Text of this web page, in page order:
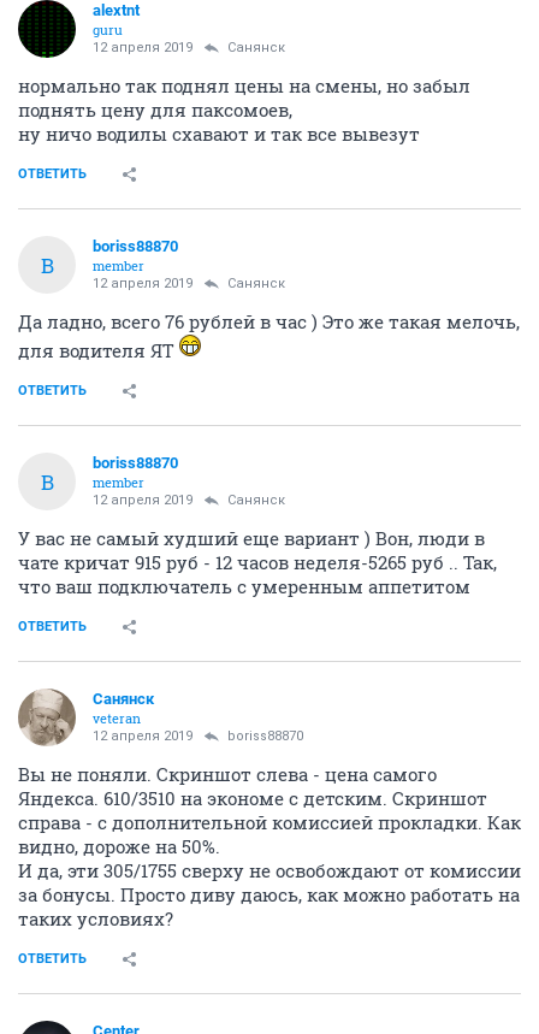
alextnt
guru
12 апреля 2019 Санянск
нормально так поднял цены на смены, но забыл
поднять цену для паксомоев,
ну ничо водилы схавают и так все вывезут
ОТВЕТИТЬ
B
boriss88870
member
12 апреля 2019 Санянск
Да ладно, всего 76 рублей в час ) Это же такая мелочь,
для водителя ЯТ
ОТВЕТИТЬ
B
boriss88870
member
12 апреля 2019 Санянск
У вас не самый худший еще вариант ) Вон, люди в
чате кричат 915 руб - 12 часов неделя-5265 руб .. Так,
что ваш подключатель с умеренным аппетитом
ОТВЕТИТЬ
Санянск
veteran
12 апреля 2019 boriss88870
Вы не поняли. Скриншот слева - цена самого
Яндекса. 610/3510 на экономе с детским. Скриншот
справа - с дополнительной комиссией прокладки. Как
видно, дороже на 50%.
И да, эти 305/1755 сверху не освобождают от комиссии
за бонусы. Просто диву даюсь, как можно работать на
таких условиях?
ОТВЕТИТЬ